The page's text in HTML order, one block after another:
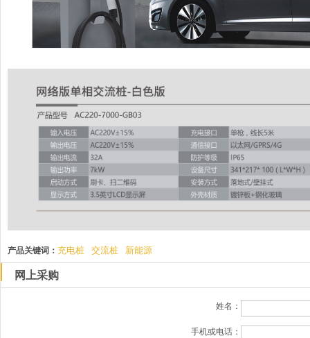
产品关键词： 充电桩 交流桩 新能源
网上采购
姓名：
手机或电话：